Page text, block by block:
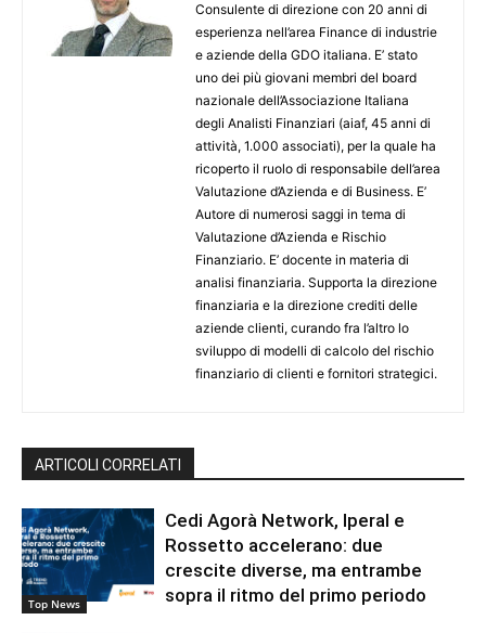
Consulente di direzione con 20 anni di
esperienza nell’area Finance di industrie
e aziende della GDO italiana. E’ stato
uno dei più giovani membri del board
nazionale dell’Associazione Italiana
degli Analisti Finanziari (aiaf, 45 anni di
attività, 1.000 associati), per la quale ha
ricoperto il ruolo di responsabile dell’area
Valutazione d’Azienda e di Business. E’
Autore di numerosi saggi in tema di
Valutazione d’Azienda e Rischio
Finanziario. E’ docente in materia di
analisi finanziaria. Supporta la direzione
finanziaria e la direzione crediti delle
aziende clienti, curando fra l’altro lo
sviluppo di modelli di calcolo del rischio
finanziario di clienti e fornitori strategici.
ARTICOLI CORRELATI
Top News
Cedi Agorà Network, Iperal e
Rossetto accelerano: due
crescite diverse, ma entrambe
sopra il ritmo del primo periodo